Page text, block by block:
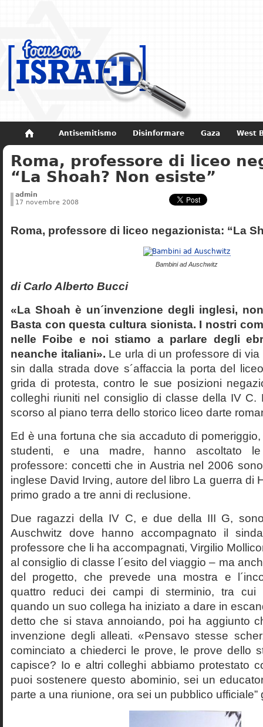
Antisemitismo Disinformare Gaza West
Non dimenticare Storia di Israele
Roma, professore di liceo
“La Shoah? Non esiste”
admin
17 novembre 2008
Roma, professore di liceo negazionista: “La
Bambini ad Auschwitz
di Carlo Alberto Bucci
«La Shoah è un´invenzione degli inglesi,
Basta con questa cultura sionista. I nostri
nelle Foibe e noi stiamo a parlare degli
neanche italiani». Le urla di un professore di
sin dalla strada dove s´affaccia la porta del
grida di protesta, contro le sue posizioni
colleghi riuniti nel consiglio di classe della IV C.
scorso al piano terra dello storico liceo darte
Ed è una fortuna che sia accaduto di
studenti, e una madre, hanno ascoltato le
professore: concetti che in Austria nel 2006
inglese David Irving, autore del libro La guerra di
primo grado a tre anni di reclusione.
Due ragazzi della IV C, e due della III G,
Auschwitz dove hanno accompagnato il
professore che li ha accompagnati, Virgilio
al consiglio di classe l´esito del viaggio – ma
del progetto, che prevede una mostra e
quattro reduci dei campi di sterminio, tra cui
quando un suo collega ha iniziato a dare in
detto che si stava annoiando, poi ha aggiunto
invenzione degli alleati. «Pensavo stesse
cominciato a chiederci le prove, le prove dello
capisce? Io e altri colleghi abbiamo protestato
puoi sostenere questo abominio, sei un
parte a una riunione, ora sei un pubblico ufficiale”